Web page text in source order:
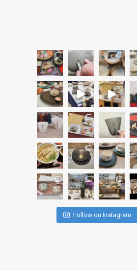
Follow on Instagram